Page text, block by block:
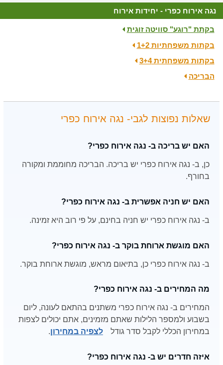
נגה אירוח כפרי - יחידות אירוח
בקתת "רוגע" סוויטה זוגית
בקתות משפחתיות 1+2
בקתות משפחתית 3+4
הבריכה
שאלות נפוצות לגבי- נגה אירוח כפרי
האם יש בריכה ב- נגה אירוח כפרי?
כן, ב- נגה אירוח כפרי יש בריכה. הבריכה מחוממת ומקורה
בחורף.
האם יש חניה אפשרית ב- נגה אירוח כפרי?
ב- נגה אירוח כפרי יש חניה בחינם, על פי רוב היא זמינה.
האם מוגשת ארוחת בוקר ב- נגה אירוח כפרי?
ב- נגה אירוח כפרי כן, בתיאום מראש, מוגשת ארוחת בוקר.
מה המחירים ב- נגה אירוח כפרי?
המחירים ב- נגה אירוח כפרי משתנים בהתאם לעונה, ליום
בשבוע ולמספר הלילות שאתם מזמינים, אתם יכולים לצפות
במחירון הכללי לקבל סדר גודל
לצפיה במחירון.
איזה חדרים יש ב- נגה אירוח כפרי?